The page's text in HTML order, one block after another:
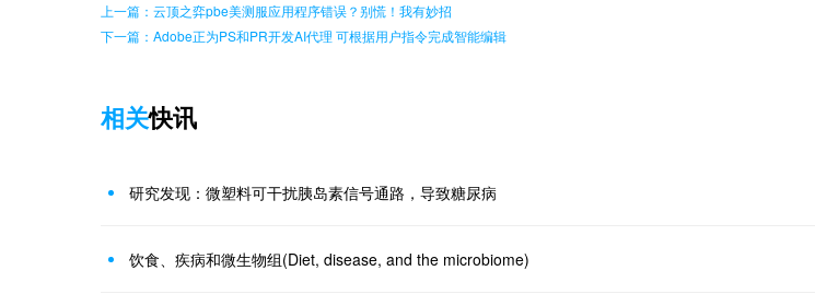
上一篇：云顶之弈pbe美测服应用程序错误？别慌！我有妙招
下一篇：Adobe正为PS和PR开发AI代理 可根据用户指令完成智能编辑
相关快讯
研究发现：微塑料可干扰胰岛素信号通路，导致糖尿病
饮食、疾病和微生物组(Diet, disease, and the microbiome)